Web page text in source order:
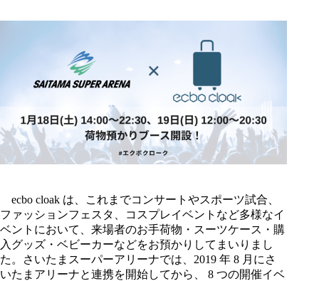
ecbo cloak は、これまでコンサートやスポーツ試合、
ファッションフェスタ、コスプレイベントなど多様なイ
ベントにおいて、来場者のお手荷物・スーツケース・購
入グッズ・ベビーカーなどをお預かりしてまいりまし
た。さいたまスーパーアリーナでは、2019 年 8 月にさ
いたまアリーナと連携を開始してから、 8 つの開催イベ